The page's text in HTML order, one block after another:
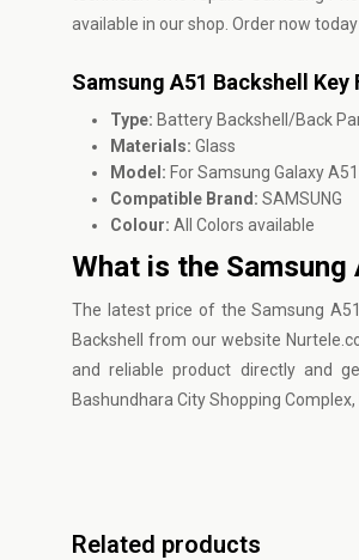
available in our shop. Order now
Samsung A51 Backshell Key
Type: Battery Backshell/Back
Materials: Glass
Model: For Samsung Galaxy A51
Compatible Brand: SAMSUNG
Colour: All Colors available
What is the Samsung
The latest price of the Samsung
Backshell from our website
and reliable product directly and
Bashundhara City Shopping
Related products